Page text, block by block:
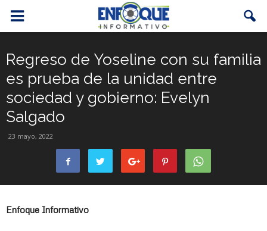
Regreso de Yoseline con su familia
es prueba de la unidad entre
sociedad y gobierno: Evelyn
Salgado
23 mayo, 2022
Enfoque Informativo